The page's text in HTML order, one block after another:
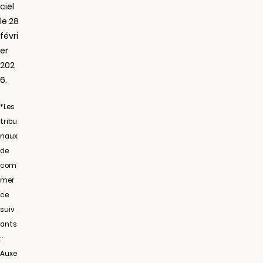
ciel
le 28
févri
er
202
6.
*Les
tribu
naux
de
com
mer
ce
suiv
ants
:
Auxe